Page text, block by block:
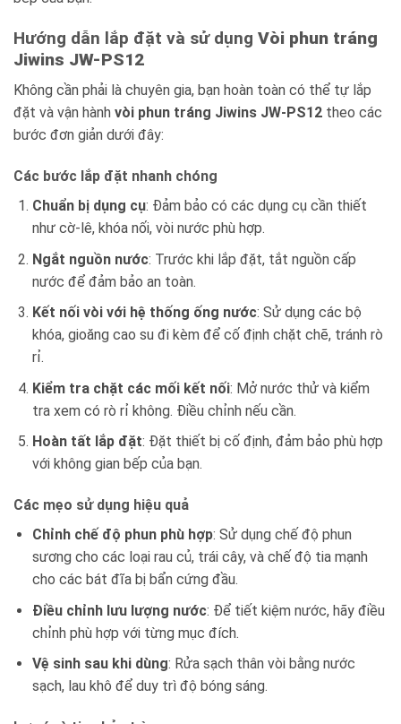
Hướng dẫn lắp đặt và sử dụng Vòi phun tráng
Jiwins JW-PS12
Không cần phải là chuyên gia, bạn hoàn toàn có thể tự lắp
đặt và vận hành vòi phun tráng Jiwins JW-PS12 theo các
bước đơn giản dưới đây:
Các bước lắp đặt nhanh chóng
Chuẩn bị dụng cụ: Đảm bảo có các dụng cụ cần thiết
như cờ-lê, khóa nối, vòi nước phù hợp.
Ngắt nguồn nước: Trước khi lắp đặt, tắt nguồn cấp
nước để đảm bảo an toàn.
Kết nối vòi với hệ thống ống nước: Sử dụng các bộ
khóa, gioăng cao su đi kèm để cố định chặt chẽ, tránh rò
rỉ.
Kiểm tra chặt các mối kết nối: Mở nước thử và kiểm
tra xem có rò rỉ không. Điều chỉnh nếu cần.
Hoàn tất lắp đặt: Đặt thiết bị cố định, đảm bảo phù hợp
với không gian bếp của bạn.
Các mẹo sử dụng hiệu quả
Chỉnh chế độ phun phù hợp: Sử dụng chế độ phun
sương cho các loại rau củ, trái cây, và chế độ tia mạnh
cho các bát đĩa bị bẩn cứng đầu.
Điều chỉnh lưu lượng nước: Để tiết kiệm nước, hãy điều
chỉnh phù hợp với từng mục đích.
Vệ sinh sau khi dùng: Rửa sạch thân vòi bằng nước
sạch, lau khô để duy trì độ bóng sáng.